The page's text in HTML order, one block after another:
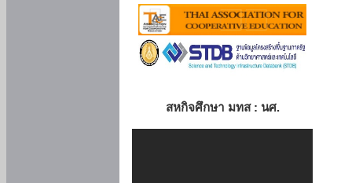
สหกิจศึกษา มทส : นศ.